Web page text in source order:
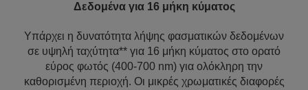
Δεδομένα για 16 μήκη κύματος
Υπάρχει η δυνατότητα λήψης φασματικών δεδομένων
σε υψηλή ταχύτητα** για 16 μήκη κύματος στο ορατό
εύρος φωτός (400-700 nm) για ολόκληρη την
καθορισμένη περιοχή. Οι μικρές χρωματικές διαφορές